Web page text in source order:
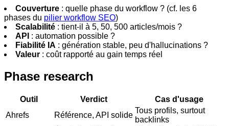
Couverture : quelle phase du workflow ? (cf. les 6
phases du pilier workflow SEO)
Scalabilité : tient-il à 5, 50, 500 articles/mois ?
API : automation possible ?
Fiabilité IA : génération stable, peu d'hallucinations ?
Valeur : coût rapporté au gain temps réel
Phase research
Outil Verdict
Cas d'usage
Ahrefs
Référence, API solide
Tous profils, surtout
backlinks